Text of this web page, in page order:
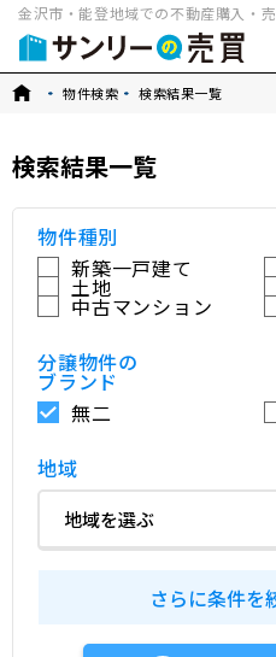
金沢市・能登地域での不動産購入・
トップ物件検索 検索結果一覧
検索結果一覧
物件種別
新築一戸建て
土地
中古マンション
分譲物件の
ブランド
無二
地域
地域を選ぶ
さらに条件を